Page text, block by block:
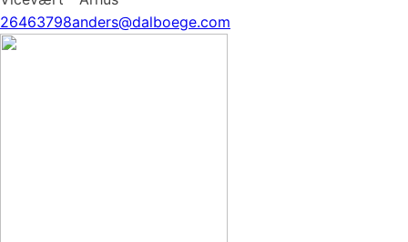
26463798anders@dalboege.com